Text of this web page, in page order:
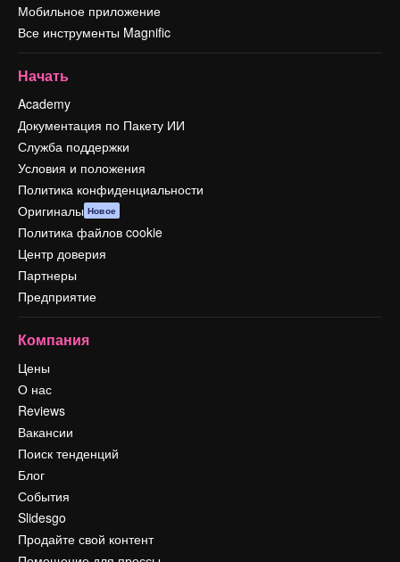
Мобильное приложение
Все инструменты Magnific
Начать
Academy
Документация по Пакету ИИ
Служба поддержки
Условия и положения
Политика конфиденциальности
Оригиналы Новое
Политика файлов cookie
Центр доверия
Партнеры
Предприятие
Компания
Цены
О нас
Reviews
Вакансии
Поиск тенденций
Блог
События
Slidesgo
Продайте свой контент